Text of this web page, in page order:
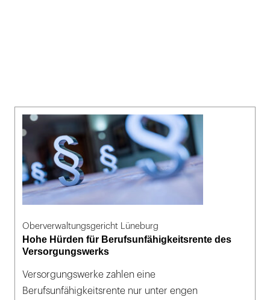
Oberverwaltungsgericht Lüneburg
Hohe Hürden für Berufsunfähigkeitsrente des
Versorgungswerks
Versorgungswerke zahlen eine
Berufsunfähigkeitsrente nur unter engen